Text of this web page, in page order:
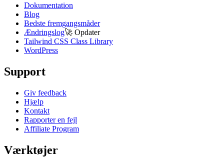
Dokumentation
Blog
Bedste fremgangsmåder
Ændringslog🚀 Opdater
Tailwind CSS Class Library
WordPress
Support
Giv feedback
Hjælp
Kontakt
Rapporter en fejl
Affiliate Program
Værktøjer